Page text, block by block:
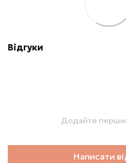
Відгуки
Додайте
Написати